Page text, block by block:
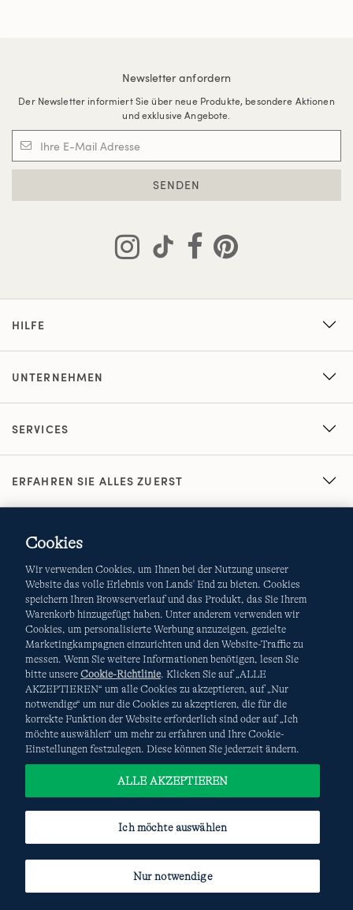
Newsletter anfordern
Der Newsletter informiert Sie über neue Produkte, besondere Aktionen
und exklusive Angebote.
SENDEN
HILFE
UNTERNEHMEN
SERVICES
ERFAHREN SIE ALLES ZUERST
AGB Datenschutz & Sicherheit
Cookies-Ich möchte auswählen Site Map
Internationale Websites
Diese Website ist durch reCAPTCHA geschützt. Es gelten die
DatenschutzerklärungundNutzungsbedingungen
Google.
Cookies
Wir verwenden Cookies, um Ihnen bei der Nutzung unserer
Website das volle Erlebnis von Lands' End zu bieten. Cookies
speichern Ihren Browserverlauf und das Produkt, das Sie Ihrem
Warenkorb hinzugefügt haben. Unter anderem verwenden wir
Cookies, um personalisierte Werbung anzuzeigen, gezielte
Marketingkampagnen einzurichten und den Website-Traffic zu
messen. Wenn Sie weitere Informationen benötigen, lesen Sie
bitte unsere Cookie-Richtlinie. Klicken Sie auf „ALLE
AKZEPTIEREN“ um alle Cookies zu akzeptieren, auf „Nur
notwendige“ um nur die Cookies zu akzeptieren, die für die
korrekte Funktion der Website erforderlich sind oder auf „Ich
möchte auswählen“ um mehr zu erfahren und Ihre Cookie-
Einstellungen festzulegen. Diese können Sie jederzeit ändern.
Ich möchte auswählen
Nur notwendige
ALLE AKZEPTIEREN